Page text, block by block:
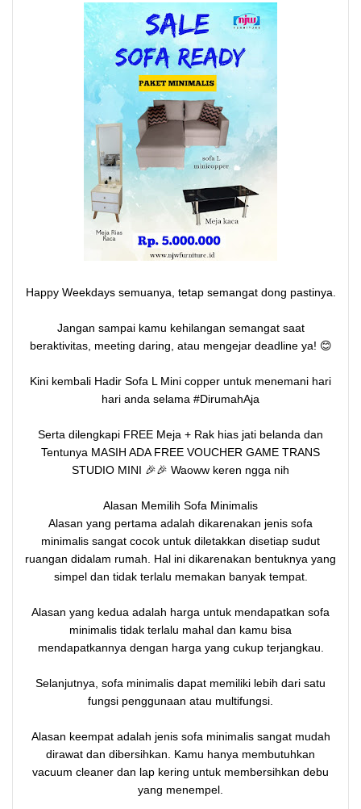
Happy Weekdays semuanya, tetap semangat dong pastinya.
Jangan sampai kamu kehilangan semangat saat
beraktivitas, meeting daring, atau mengejar deadline ya! 😊
Kini kembali Hadir Sofa L Mini copper untuk menemani hari
hari anda selama #DirumahAja
Serta dilengkapi FREE Meja + Rak hias jati belanda dan
Tentunya MASIH ADA FREE VOUCHER GAME TRANS
STUDIO MINI 🎉🎉 Waoww keren ngga nih
Alasan Memilih Sofa Minimalis
Alasan yang pertama adalah dikarenakan jenis sofa
minimalis sangat cocok untuk diletakkan disetiap sudut
ruangan didalam rumah. Hal ini dikarenakan bentuknya yang
simpel dan tidak terlalu memakan banyak tempat.
Alasan yang kedua adalah harga untuk mendapatkan sofa
minimalis tidak terlalu mahal dan kamu bisa
mendapatkannya dengan harga yang cukup terjangkau.
Selanjutnya, sofa minimalis dapat memiliki lebih dari satu
fungsi penggunaan atau multifungsi.
Alasan keempat adalah jenis sofa minimalis sangat mudah
dirawat dan dibersihkan. Kamu hanya membutuhkan
vacuum cleaner dan lap kering untuk membersihkan debu
yang menempel.